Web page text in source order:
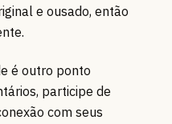
e ousado, então
é outro ponto
participe de
com seus